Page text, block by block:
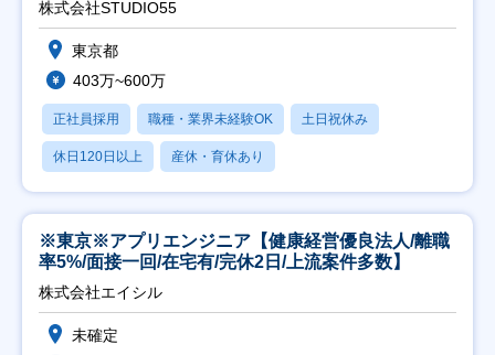
株式会社STUDIO55
東京都
403万~600万
正社員採用 職種・業界未経験OK 土日祝休み
休日120日以上 産休・育休あり
※東京※アプリエンジニア【健康経営優良法人/離職
率5%/面接一回/在宅有/完休2日/上流案件多数】
株式会社エイシル
未確定